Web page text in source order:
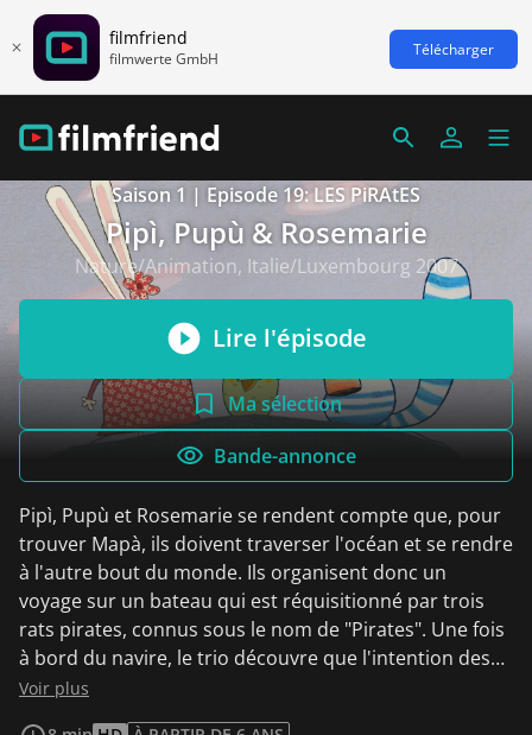
filmfriend
filmwerte GmbH Télécharger
Saison 1 | Episode 19: LES PiRAtES
Pipì, Pupù & Rosemarie
Nature/Animation, Italie/Luxembourg 2007
Lire l'épisode
Ma sélection
Bande-annonce
Pipì, Pupù et Rosemarie se rendent compte que, pour
trouver Mapà, ils doivent traverser l'océan et se rendre
à l'autre bout du monde. Ils organisent donc un
voyage sur un bateau qui est réquisitionné par trois
rats pirates, connus sous le nom de "Pirates". Une fois
à bord du navire, le trio découvre que l'intention des
Pirates n'est pas de les transporter mais de les
Voir plus